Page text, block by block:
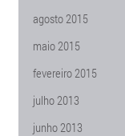
agosto 2015
maio 2015
fevereiro 2015
julho 2013
junho 2013